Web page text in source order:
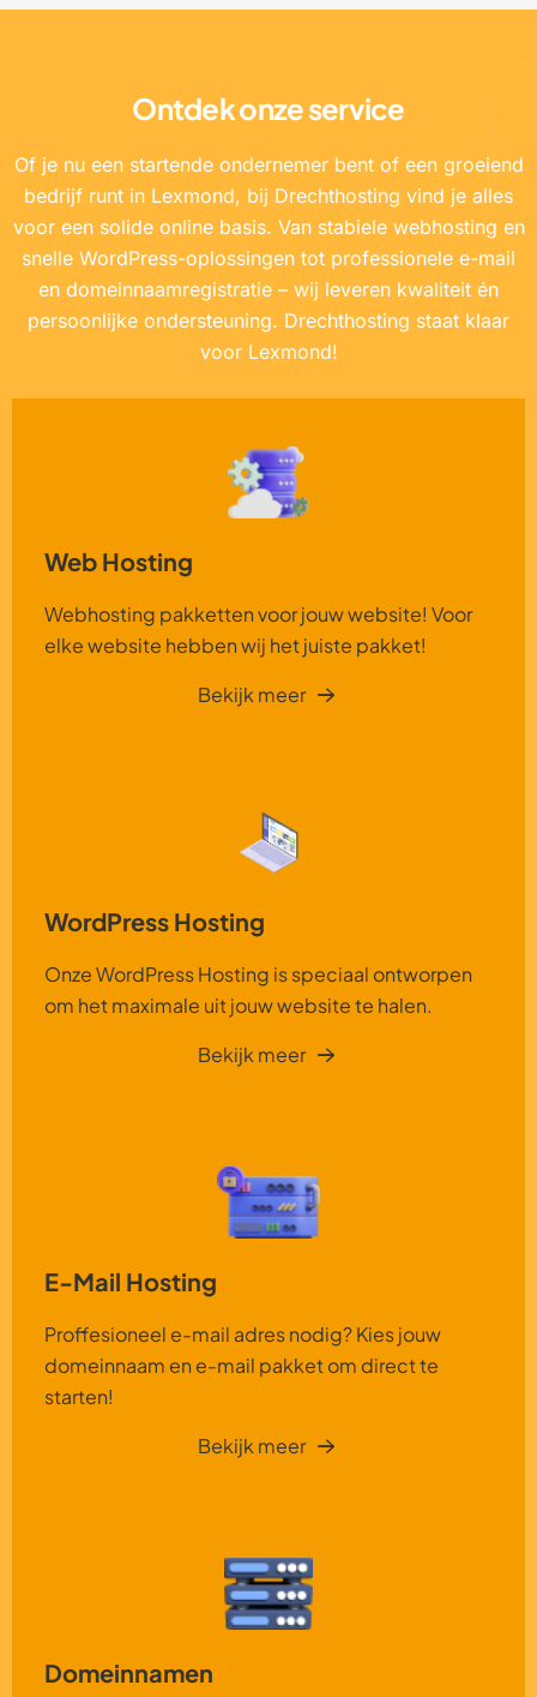
Ontdek onze service
Of je nu een startende ondernemer bent of een groeiend
bedrijf runt in Lexmond, bij Drechthosting vind je alles
voor een solide online basis. Van stabiele webhosting en
snelle WordPress-oplossingen tot professionele e-mail
en domeinnaamregistratie – wij leveren kwaliteit én
persoonlijke ondersteuning. Drechthosting staat klaar
voor Lexmond!
Web Hosting
Webhosting pakketten voor jouw website! Voor
elke website hebben wij het juiste pakket!
Bekijk meer
WordPress Hosting
Onze WordPress Hosting is speciaal ontworpen
om het maximale uit jouw website te halen.
Bekijk meer
E-Mail Hosting
Proffesioneel e-mail adres nodig? Kies jouw
domeinnaam en e-mail pakket om direct te
starten!
Bekijk meer
Domeinnamen